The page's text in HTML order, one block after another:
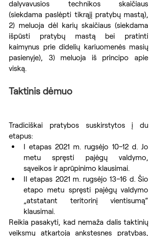
dalyvavusios technikos skaičiaus
(siekdama paslėpti tikrąjį pratybų mastą),
2) meluoja dėl karių skaičiaus (siekdama
išpūsti pratybų mastą bei pratinti
kaimynus prie didelių kariuomenės masių
pasienyje), 3) meluoja iš principo apie
viską.
Taktinis dėmuo
Tradiciškai pratybos suskirstytos į du
etapus:
I etapas 2021 m. rugsėjo 10–12 d. Jo
metu spręsti pajėgų valdymo,
sąveikos ir aprūpinimo klausimai.
II etapas 2021 m. rugsėjo 13–16 d. Šio
etapo metu spręsti pajėgų valdymo
„atstatant teritorinį vientisumą“
klausimai.
Reikia pasakyti, kad nemaža dalis taktinių
veiksmų atkartoja ankstesnes pratybas,